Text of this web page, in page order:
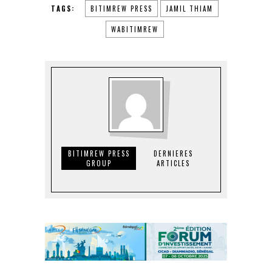
TAGS: BITIMREW PRESS JAMIL THIAM
WABITIMREW
BITIMREW PRESS
GROUP
DERNIERES
ARTICLES